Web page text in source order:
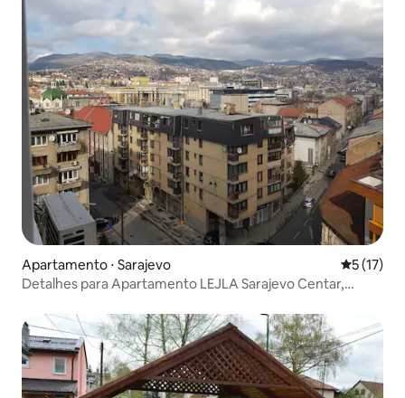
Apartamento ⋅ Sarajevo 5 de uma
5 (17)
Detalhes para Apartamento LEJLA Sarajevo Centar,